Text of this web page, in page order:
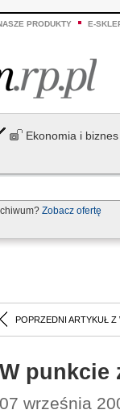
PRODUKTY E-
Ekonomia i biznes
Zobacz ofertę
POPRZEDNI ARTYKUŁ Z
W punkcie
07 września